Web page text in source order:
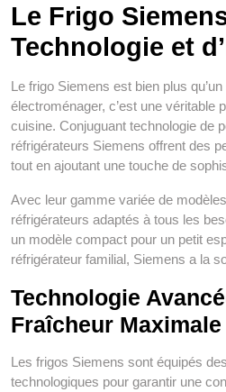
Le Frigo
Technologie et
Le frigo Siemens est bien plus
électroménager, c’est une véritable
cuisine. Conjuguant technologie de
réfrigérateurs Siemens offrent des
tout en ajoutant une touche de
Avec leur gamme variée de
réfrigérateurs adaptés à tous les
un modèle compact pour un petit
réfrigérateur familial, Siemens a la
Technologie
Fraîcheur Maximale
Les frigos Siemens sont équipés
technologiques pour garantir une